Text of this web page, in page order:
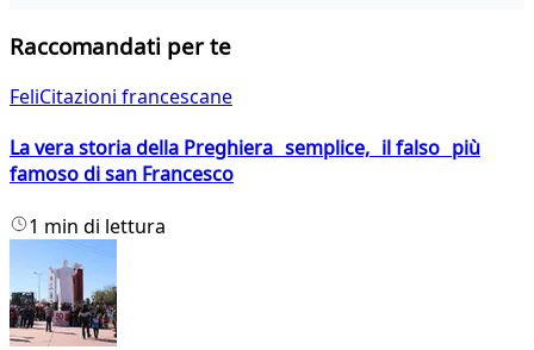
Raccomandati per te
FeliCitazioni francescane
La vera storia della Preghiera semplice, il falso più
famoso di san Francesco
1 min di lettura